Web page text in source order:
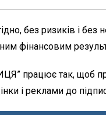
без ризиків і
фінансовим
працює так,
і реклами до